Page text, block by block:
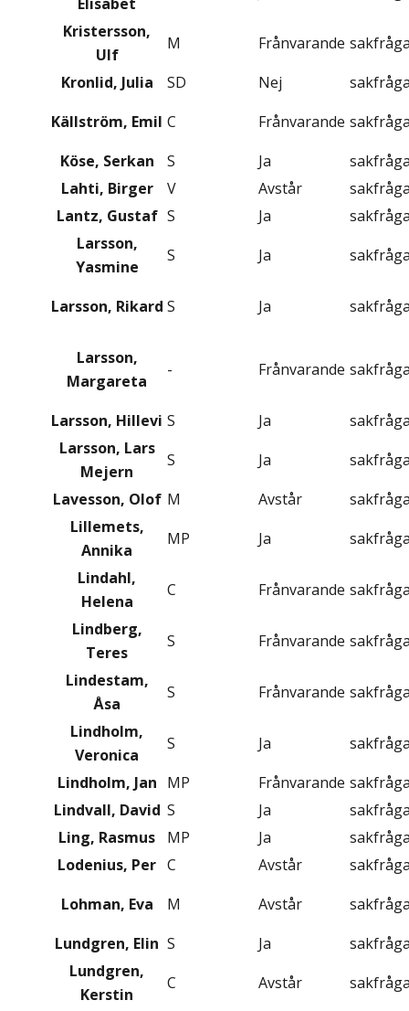
Kristersson,
Ulf
M Frånvarande
Kronlid, Julia
SD Nej
Källström, Emil C Frånvarande
Köse, Serkan
S Ja
Lahti, Birger
V Avstår
Lantz, Gustaf S Ja
Larsson,
Yasmine
S Ja
Larsson, Rikard S Ja
Larsson,
Margareta
- Frånvarande
Larsson, Hillevi S Ja
Larsson, Lars
Mejern
S Ja
Lavesson, Olof M Avstår
Lillemets,
Annika
MP Ja
Lindahl,
Helena
C Frånvarande
Lindberg,
Teres
S Frånvarande
Lindestam,
Åsa
S Frånvarande
Lindholm,
Veronica
S Ja
Lindholm, Jan MP Frånvarande
Lindvall, David S Ja
Ling, Rasmus
MP Ja
Lodenius, Per C Avstår
Lohman, Eva
M Avstår
Lundgren, Elin S Ja
Lundgren,
Kerstin
C Avstår